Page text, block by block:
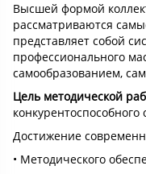
Высшей формой
рассматриваются
представляет собой
профессионального
самообразованием,
Цель методической
Достижение
• Методического